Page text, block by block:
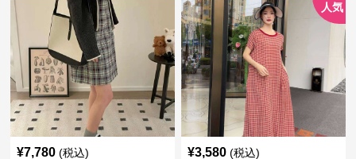
¥7,780 (税込)
人気
¥3,580 (税込)